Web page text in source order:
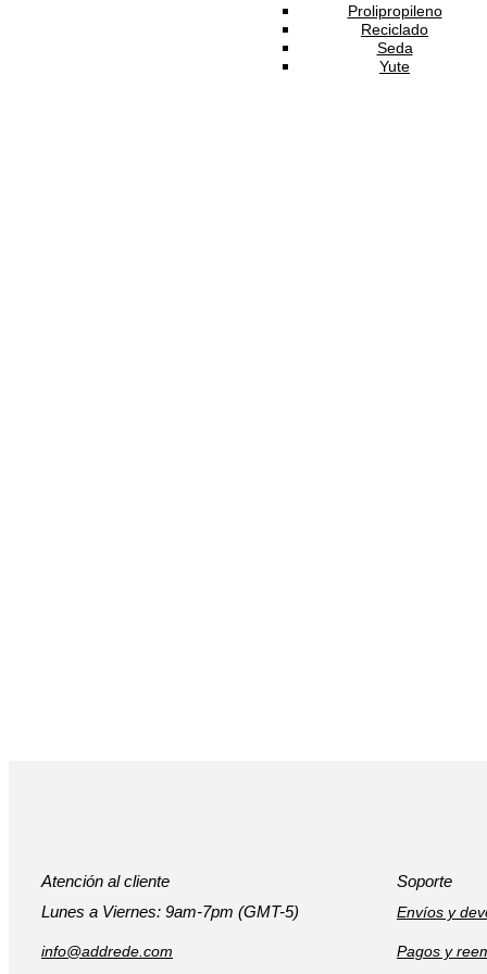
Prolipropileno
Reciclado
Seda
Yute
Atención al cliente
Lunes a Viernes: 9am-7pm (GMT-5)
info@addrede.com
Soporte
Envíos y
Pagos y